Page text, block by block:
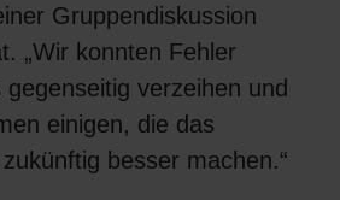
Gruppendiskussion
„Wir konnten Fehler
verzeihen und
einigen, die das
besser machen.“